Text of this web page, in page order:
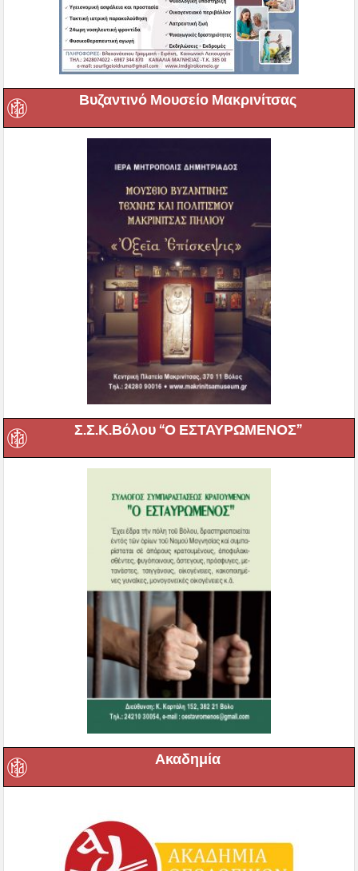
Βυζαντινό Μουσείο Μακρινίτσας
Σ.Σ.Κ.Βόλου “Ο ΕΣΤΑΥΡΩΜΕΝΟΣ”
Ακαδημία